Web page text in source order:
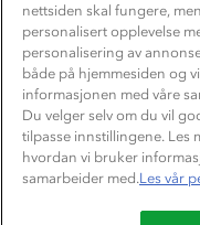
AKTIVITETER
Tips til hyttetur
Du
nettsiden skal fungere,
personalisert opplevelse
personalisering av
både på hjemmesiden og
informasjonen med våre
Du velger selv om du vil
tilpasse innstillingene.
hvordan vi bruker
samarbeider med.Les vår